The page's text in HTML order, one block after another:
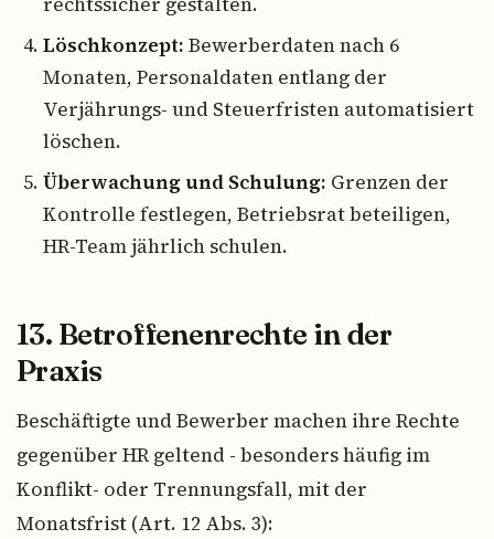
Löschkonzept: Bewerberdaten nach 6
Monaten, Personaldaten entlang der
Verjährungs- und Steuerfristen automatisiert
löschen.
Überwachung und Schulung: Grenzen der
Kontrolle festlegen, Betriebsrat beteiligen,
HR-Team jährlich schulen.
13. Betroffenenrechte in der
Praxis
Beschäftigte und Bewerber machen ihre Rechte
gegenüber HR geltend - besonders häufig im
Konflikt- oder Trennungsfall, mit der
Monatsfrist (Art. 12 Abs. 3):